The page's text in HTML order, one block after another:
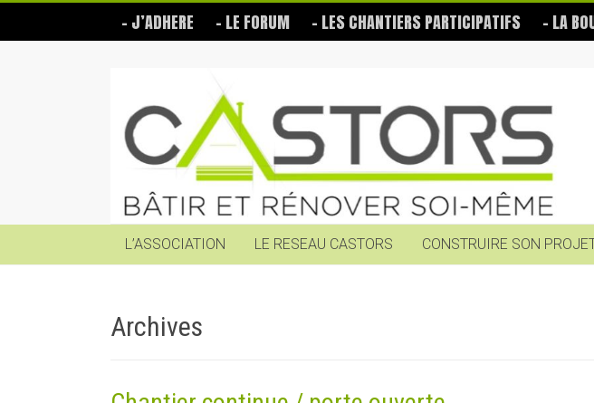
content
– J’ADHERE – LE FORUM – LES CHANTIERS PARTICIPATIFS – LA
Castors
Bâtir
soi-
même
L’ASSOCIATION
LE RESEAU CASTORS CONSTRUIRE SON
Archives